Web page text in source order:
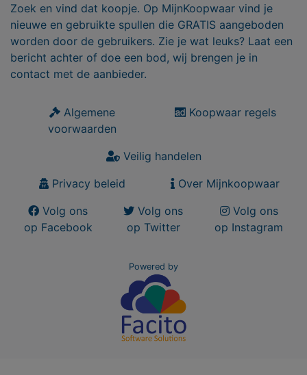
Zoek en vind dat koopje. Op MijnKoopwaar vind je
nieuwe en gebruikte spullen die GRATIS aangeboden
worden door de gebruikers. Zie je wat leuks? Laat een
bericht achter of doe een bod, wij brengen je in
contact met de aanbieder.
Algemene
voorwaarden
Koopwaar regels
Veilig handelen
Privacy beleid
Over Mijnkoopwaar
Volg ons
op Facebook
Volg ons
op Twitter
Volg ons
op Instagram
Powered by